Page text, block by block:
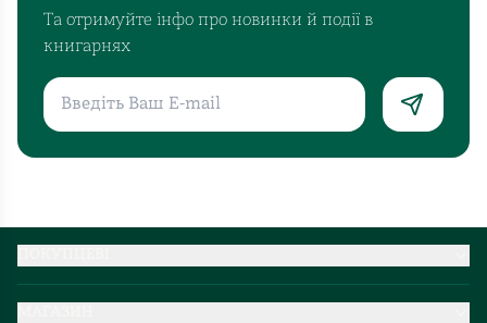
Та отримуйте інфо про новинки й події в
книгарнях